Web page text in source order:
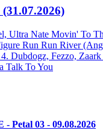
Ultra Nate Movin' To
Run Run River
4. Dubdogz, Fezzo, Zaark
Talk To You
Petal 03 - 09.08.2026